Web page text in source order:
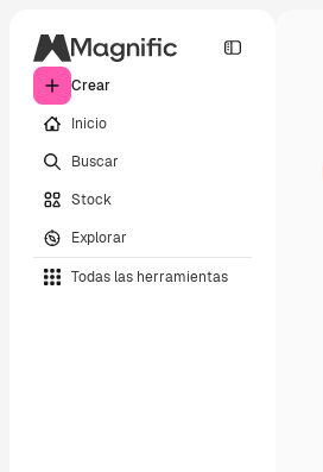
Crear
Inicio
Buscar
Stock
Explorar
Todas las herramientas